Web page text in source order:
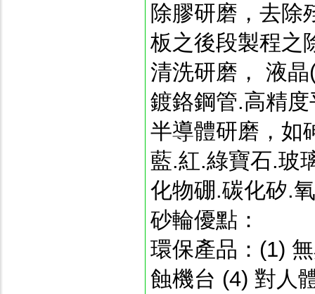
除膠研磨，去除
板之後段製程之
清洗研磨， 液
鍍鉻鋼管.高精
半導體研磨，如
藍.紅.綠寶石.玻
化物硼.碳化矽.
砂輪優點：
環保產品：(1)
蝕機台 (4) 對人